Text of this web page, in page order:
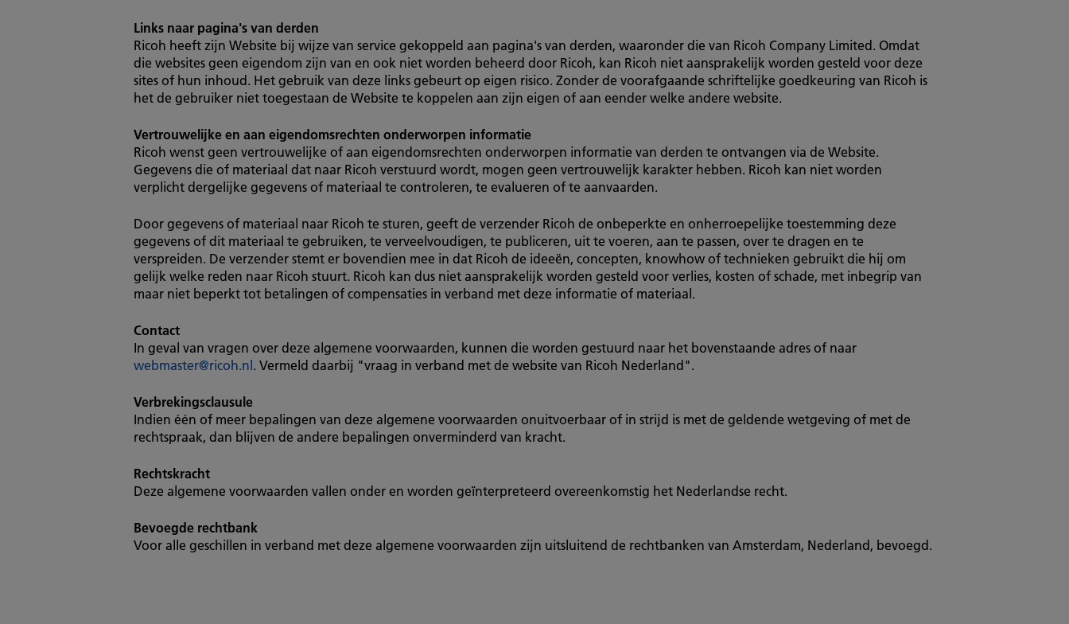
Links naar pagina's van derden
Ricoh heeft zijn Website bij wijze van service gekoppeld aan pagina's van derden, waaronder die van Ricoh Company Limited. Omdat
die websites geen eigendom zijn van en ook niet worden beheerd door Ricoh, kan Ricoh niet aansprakelijk worden gesteld voor deze
sites of hun inhoud. Het gebruik van deze links gebeurt op eigen risico. Zonder de voorafgaande schriftelijke goedkeuring van Ricoh is
het de gebruiker niet toegestaan de Website te koppelen aan zijn eigen of aan eender welke andere website.
Vertrouwelijke en aan eigendomsrechten onderworpen informatie
Ricoh wenst geen vertrouwelijke of aan eigendomsrechten onderworpen informatie van derden te ontvangen via de Website.
Gegevens die of materiaal dat naar Ricoh verstuurd wordt, mogen geen vertrouwelijk karakter hebben. Ricoh kan niet worden
verplicht dergelijke gegevens of materiaal te controleren, te evalueren of te aanvaarden.
Door gegevens of materiaal naar Ricoh te sturen, geeft de verzender Ricoh de onbeperkte en onherroepelijke toestemming deze
gegevens of dit materiaal te gebruiken, te verveelvoudigen, te publiceren, uit te voeren, aan te passen, over te dragen en te
verspreiden. De verzender stemt er bovendien mee in dat Ricoh de ideeën, concepten, knowhow of technieken gebruikt die hij om
gelijk welke reden naar Ricoh stuurt. Ricoh kan dus niet aansprakelijk worden gesteld voor verlies, kosten of schade, met inbegrip van
maar niet beperkt tot betalingen of compensaties in verband met deze informatie of materiaal.
Contact
In geval van vragen over deze algemene voorwaarden, kunnen die worden gestuurd naar het bovenstaande adres of naar
webmaster@ricoh.nl. Vermeld daarbij "vraag in verband met de website van Ricoh Nederland".
Verbrekingsclausule
Indien één of meer bepalingen van deze algemene voorwaarden onuitvoerbaar of in strijd is met de geldende wetgeving of met de
rechtspraak, dan blijven de andere bepalingen onverminderd van kracht.
Rechtskracht
Deze algemene voorwaarden vallen onder en worden geïnterpreteerd overeenkomstig het Nederlandse recht.
Bevoegde rechtbank
Voor alle geschillen in verband met deze algemene voorwaarden zijn uitsluitend de rechtbanken van Amsterdam, Nederland, bevoegd.